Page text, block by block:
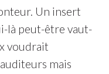
Un insert
là peut-être vaut-
voudrait
mais